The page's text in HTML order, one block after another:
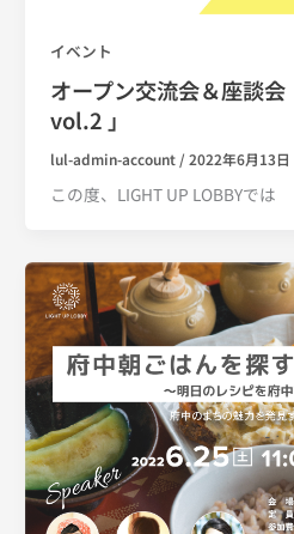
イベント
オープン交流会＆座談
vol.2 」
lul-admin-account / 2022年6月13日
この度、LIGHT UP LOBBYでは